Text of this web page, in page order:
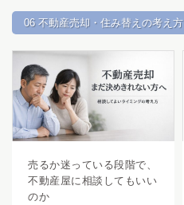
06 不動産売却・住み替えの考え方
売るか迷っている段階で、
不動産屋に相談してもいい
のか